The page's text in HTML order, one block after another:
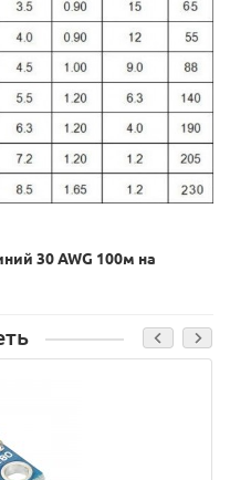
30 AWG 100м на